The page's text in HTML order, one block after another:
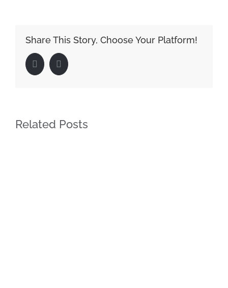
Share This Story, Choose Your Platform!
FacebookLinkedIn
Related Posts